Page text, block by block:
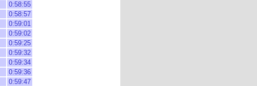
0:58:55
0:58:57
0:59:01
0:59:02
0:59:25
0:59:32
0:59:34
0:59:36
0:59:47